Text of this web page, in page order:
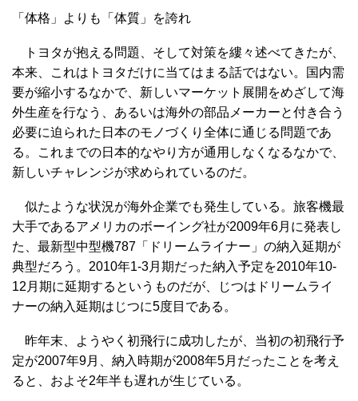
「体格」よりも「体質」を誇れ
トヨタが抱える問題、そして対策を縷々述べてきたが、
本来、これはトヨタだけに当てはまる話ではない。国内需
要が縮小するなかで、新しいマーケット展開をめざして海
外生産を行なう、あるいは海外の部品メーカーと付き合う
必要に迫られた日本のモノづくり全体に通じる問題であ
る。これまでの日本的なやり方が通用しなくなるなかで、
新しいチャレンジが求められているのだ。
似たような状況が海外企業でも発生している。旅客機最
大手であるアメリカのボーイング社が2009年6月に発表し
た、最新型中型機787「ドリームライナー」の納入延期が
典型だろう。2010年1‐3月期だった納入予定を2010年10‐
12月期に延期するというものだが、じつはドリームライ
ナーの納入延期はじつに5度目である。
昨年末、ようやく初飛行に成功したが、当初の初飛行予
定が2007年9月、納入時期が2008年5月だったことを考え
ると、およそ2年半も遅れが生じている。